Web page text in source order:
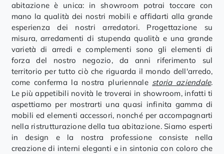
abitazione è unica: in showroom potrai toccare con
mano la qualità dei nostri mobili e affidarti alla grande
esperienza dei nostri arredatori. Progettazione su
misura, arredamenti di stupenda qualità e una grande
varietà di arredi e complementi sono gli elementi di
forza del nostro negozio, da anni riferimento sul
territorio per tutto ciò che riguarda il mondo dell'arredo,
come conferma la nostra pluriennale storia aziendale.
Le più appetibili novità le troverai in showroom, infatti ti
aspettiamo per mostrarti una quasi infinita gamma di
mobili ed elementi accessori, nonché per accompagnarti
nella ristrutturazione della tua abitazione. Siamo esperti
in design e la nostra professione consiste nella
creazione di interni eleganti e in sintonia con coloro che